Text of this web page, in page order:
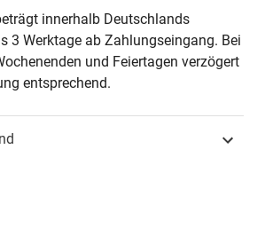
488
Hamburg 2014
innerhalb Deutschlands
3 Werktage ab Zahlungseingang. Bei
und Feiertagen verzögert
entsprechend.